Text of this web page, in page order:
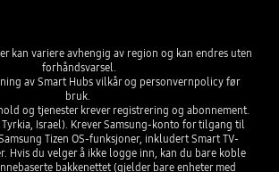
kan variere avhengig av region og kan endres uten
forhåndsvarsel.
av Smart Hubs vilkår og personvernpolicy før
bruk.
og tjenester krever registrering og abonnement.
Israel). Krever Samsung-konto for tilgang til
Tizen OS-funksjoner, inkludert Smart TV-
Hvis du velger å ikke logge inn, kan du bare koble
bakkenettet (gjelder bare enheter med